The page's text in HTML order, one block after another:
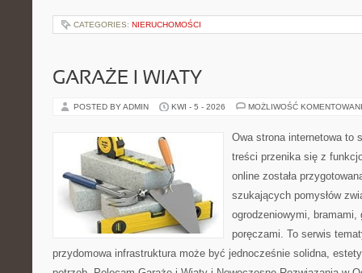
CATEGORIES: NIERUCHOMOŚCI
GARAŻE I WIATY
POSTED BY ADMIN KWI - 5 - 2026 MOŻLIWOŚĆ
Owa strona internetowa to
treści przenika się z
online została
szukających pomysłów
ogrodzeniowymi,
poręczami. To serwis
przydomowa infrastruktura może być jednocześnie solidna,